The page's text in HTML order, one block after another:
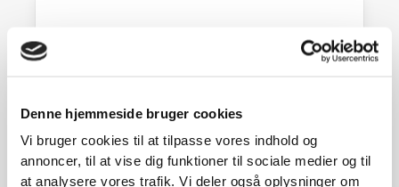
Denne hjemmeside bruger cookies
Vi bruger cookies til at tilpasse vores indhold og
annoncer, til at vise dig funktioner til sociale medier og til
at analysere vores trafik. Vi deler også oplysninger om